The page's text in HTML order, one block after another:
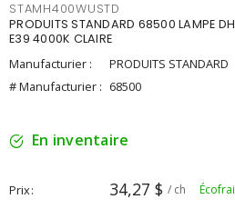
STAMH400WUSTD
PRODUITS STANDARD 68500 LAMPE
E39 4000K CLAIRE
Manufacturier :
PRODUITS STANDARD
# Manufacturier : 68500
En inventaire
Prix 34,27 $ / ch